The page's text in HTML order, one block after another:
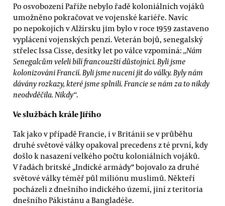
Po osvobození Paříže nebylo řadě koloniálních vojáků
umožněno pokračovat ve vojenské kariéře. Navíc
po nepokojích v Alžírsku jim bylo v roce 1959 zastaveno
vyplácení vojenských penzí. Veterán bojů, senegalský
střelec Issa Cisse, desítky let po válce vzpomíná: „Nám
Senegalcům veleli bílí francouzští důstojníci. Byli jsme
kolonizováni Francií. Byli jsme nuceni jít do války. Byly nám
dávány rozkazy, které jsme splnili. Francie se nám za to nikdy
neodvděčila. Nikdy“.
Ve službách krále Jiřího
Tak jako v případě Francie, i v Británii se v průběhu
druhé světové války opakoval precedens z té první, kdy
došlo k nasazení velkého počtu koloniálních vojáků.
V řadách britské „Indické armády“ bojovalo za druhé
světové války téměř půl miliónu muslimů. Někteří
pocházeli z dnešního indického území, jiní z teritoria
dnešního Pákistánu a Bangladéše.